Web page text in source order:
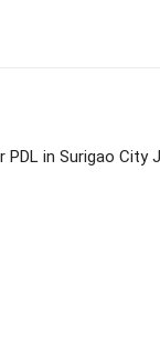
in Surigao City